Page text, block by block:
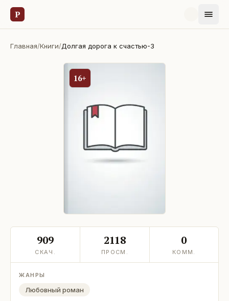
Р
Главная/Книги/Долгая дорога к счастью-3
16+
909
СКАЧ.
2118
ПРОСМ.
0
КОММ.
ЖАНРЫ
Любовный роман